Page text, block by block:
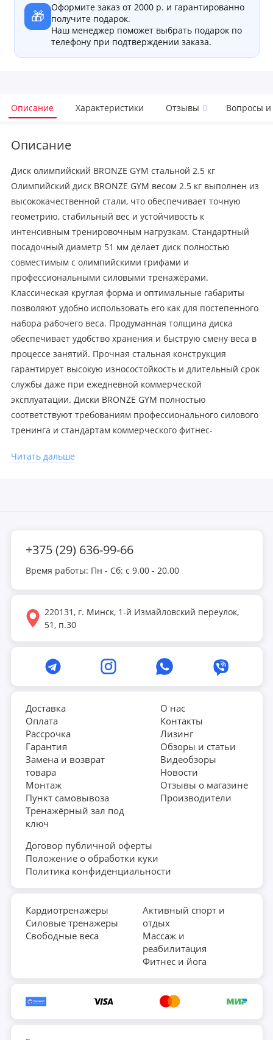
🎁
Оформите заказ от 2000 р. и гарантированно
получите подарок.
Наш менеджер поможет выбрать подарок по
телефону при подтверждении заказа.
Описание Характеристики Отзывы 0 Вопросы и
Описание
Диск олимпийский BRONZE GYM стальной 2.5 кг
Олимпийский диск BRONZE GYM весом 2.5 кг выполнен из
высококачественной стали, что обеспечивает точную
геометрию, стабильный вес и устойчивость к
интенсивным тренировочным нагрузкам. Стандартный
посадочный диаметр 51 мм делает диск полностью
совместимым с олимпийскими грифами и
профессиональными силовыми тренажёрами.
Классическая круглая форма и оптимальные габариты
позволяют удобно использовать его как для постепенного
набора рабочего веса. Продуманная толщина диска
обеспечивает удобство хранения и быструю смену веса в
процессе занятий. Прочная стальная конструкция
гарантирует высокую износостойкость и длительный срок
службы даже при ежедневной коммерческой
эксплуатации. Диски BRONZE GYM полностью
соответствуют требованиям профессионального силового
тренинга и стандартам коммерческого фитнес-
Читать дальше
+375 (29) 636-99-66
Время работы: Пн - Сб: с 9.00 - 20.00
220131, г. Минск, 1-й Измайловский переулок,
51, п.30
Доставка
Оплата
Рассрочка
Гарантия
Замена и возврат
товара
Монтаж
Пункт самовывоза
Тренажёрный зал под
ключ
О нас
Контакты
Лизинг
Обзоры и статьи
Видеобзоры
Новости
Отзывы о магазине
Производители
Договор публичной оферты
Положение о обработки куки
Политика конфиденциальности
Кардиотренажеры
Силовые тренажеры
Свободные веса
Активный спорт и
отдых
Массаж и
реабилитация
Фитнес и йога